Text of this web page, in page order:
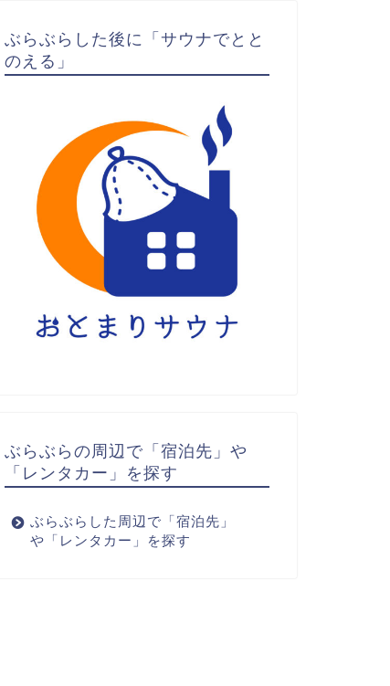
ぶらぶらした後に「サウナでとと
のえる」
ぶらぶらの周辺で「宿泊先」や
「レンタカー」を探す
ぶらぶらした周辺で「宿泊先」
や「レンタカー」を探す